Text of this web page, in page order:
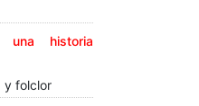
una historia
y folclor